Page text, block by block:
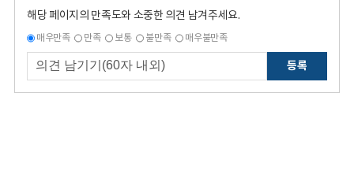
해당 페이지의 만족도와 소중한 의견 남겨주세요.
매우만족 만족 보통 불만족 매우불만족
등록